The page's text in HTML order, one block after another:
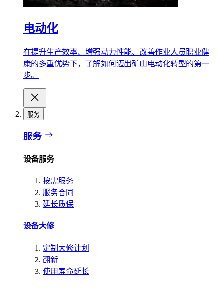
电动化
在提升生产效率、增强动力性能、改善作业人员职业健
康的多重优势下，了解如何迈出矿山电动化转型的第一
步。
服务
服务
设备服务
按需服务
服务合同
延长质保
设备大修
定制大修计划
翻新
使用寿命延长